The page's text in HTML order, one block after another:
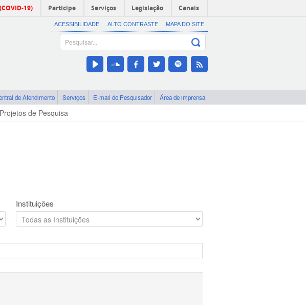
19) Participe Serviços Legislação Canais
ACESSIBILIDADE ALTO CONTRASTE MAPA DO SITE
de Atendimento Serviços E-mail do Pesquisador Área de imprensa
Projetos de Pesquisa
Instituições